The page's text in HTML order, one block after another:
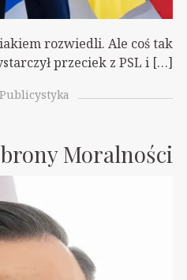
rozwiedli. Ale coś tak
przeciek z PSL i […]
Publicystyka
Moralności